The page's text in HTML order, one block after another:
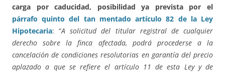
carga por caducidad, posibilidad ya prevista por el
párrafo quinto del tan mentado artículo 82 de la Ley
Hipotecaria: “A solicitud del titular registral de cualquier
derecho sobre la finca afectada, podrá procederse a la
cancelación de condiciones resolutorias en garantía del precio
aplazado a que se refiere el artículo 11 de esta Ley y de